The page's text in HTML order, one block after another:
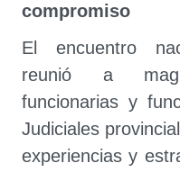
compromiso
El encuentro
reunió a
funcionarias y
Judiciales
experiencias y